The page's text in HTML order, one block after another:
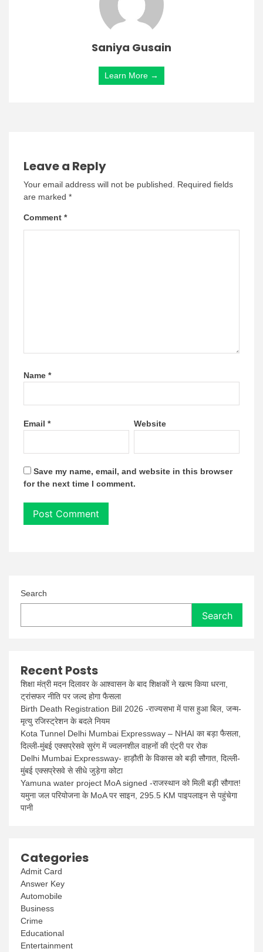
Saniya Gusain
Learn More →
Leave a Reply
Your email address will not be published.
Required fields
are marked *
Comment *
Name *
Email * Website
Save my name, email, and website in this browser
for the next time I comment.
Search
Search
Recent Posts
शिक्षा मंत्री मदन दिलावर के आश्वासन के बाद शिक्षकों ने खत्म किया धरना,
ट्रांसफर नीति पर जल्द होगा फैसला
Birth Death Registration Bill 2026 -राज्यसभा में पास हुआ बिल, जन्म-
मृत्यु रजिस्ट्रेशन के बदले नियम
Kota Tunnel Delhi Mumbai Expressway – NHAI का बड़ा फैसला,
दिल्ली-मुंबई एक्सप्रेसवे सुरंग में ज्वलनशील वाहनों की एंट्री पर रोक
Delhi Mumbai Expressway- हाड़ौती के विकास को बड़ी सौगात, दिल्ली-
मुंबई एक्सप्रेसवे से सीधे जुड़ेगा कोटा
Yamuna water project MoA signed -राजस्थान को मिली बड़ी सौगात!
यमुना जल परियोजना के MoA पर साइन, 295.5 KM पाइपलाइन से पहुंचेगा
पानी
Categories
Admit Card
Answer Key
Automobile
Business
Crime
Educational
Entertainment